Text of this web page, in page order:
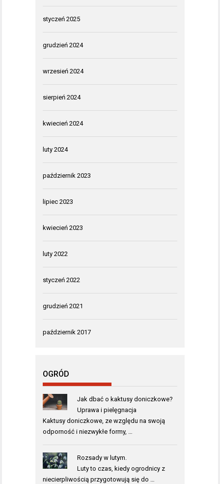
styczeń 2025
grudzień 2024
wrzesień 2024
sierpień 2024
kwiecień 2024
luty 2024
październik 2023
lipiec 2023
kwiecień 2023
luty 2022
styczeń 2022
grudzień 2021
październik 2017
OGRÓD
Jak dbać o kaktusy doniczkowe?
Uprawa i pielęgnacja
Kaktusy doniczkowe, ze względu na swoją
odporność i niezwykłe formy, …
Rozsady w lutym.
Luty to czas, kiedy ogrodnicy z
niecierpliwością przygotowują się do …